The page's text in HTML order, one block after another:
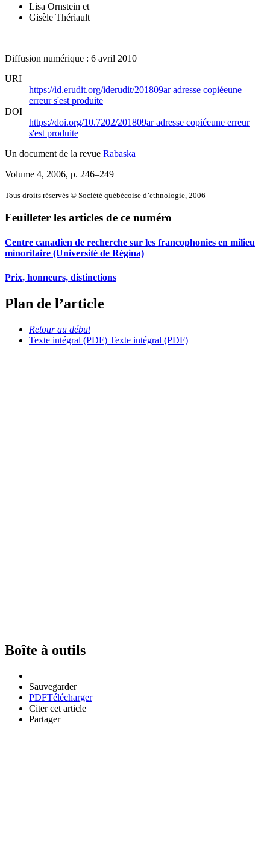
Lisa Ornstein et
Gisèle Thériault
Diffusion numérique : 6 avril 2010
URI
https://id.erudit.org/iderudit/201809aradresse copiéeune
erreur s'est produite
DOI
https://doi.org/10.7202/201809aradresse copiéeune erreur
s'est produite
Un document de la revue Rabaska
Volume 4, 2006, p. 246–249
Tous droits réservés © Société québécoise d’ethnologie, 2006
Feuilleter les articles de ce numéro
Centre canadien de recherche sur les francophonies en milieu
minoritaire (Université de Régina)
Prix, honneurs, distinctions
Plan de l’article
Retour au début
Texte intégral (PDF) Texte intégral (PDF)
Boîte à outils
Sauvegarder
PDFTélécharger
Citer cet article
Partager